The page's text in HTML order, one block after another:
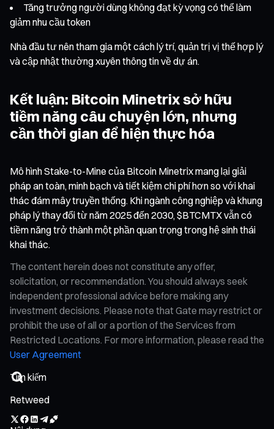
Tăng trưởng người dùng không đạt kỳ vọng có thể làm
giảm nhu cầu token
Nhà đầu tư nên tham gia một cách lý trí, quản trị vị thế hợp lý
và cập nhật thường xuyên thông tin về dự án.
Kết luận: Bitcoin Minetrix sở hữu
tiềm năng câu chuyện lớn, nhưng
cần thời gian để hiện thực hóa
Mô hình Stake-to-Mine của Bitcoin Minetrix mang lại giải
pháp an toàn, minh bạch và tiết kiệm chi phí hơn so với khai
thác đám mây truyền thống. Khi ngành công nghiệp và khung
pháp lý thay đổi từ năm 2025 đến 2030, $BTCMTX vẫn có
tiềm năng trở thành một phần quan trọng trong hệ sinh thái
khai thác.
The content herein does not constitute any offer,
solicitation, or recommendation. You should always seek
independent professional advice before making any
investment decisions. Please note that Gate may restrict or
prohibit the use of all or a portion of the Services from
Restricted Locations. For more information, please read the
User Agreement
Retweed